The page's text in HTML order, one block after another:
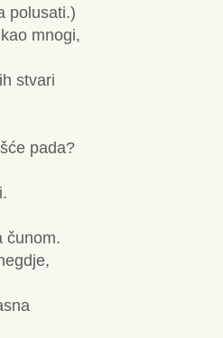
polusati.)
mnogi,
stvari
pada?
čunom.